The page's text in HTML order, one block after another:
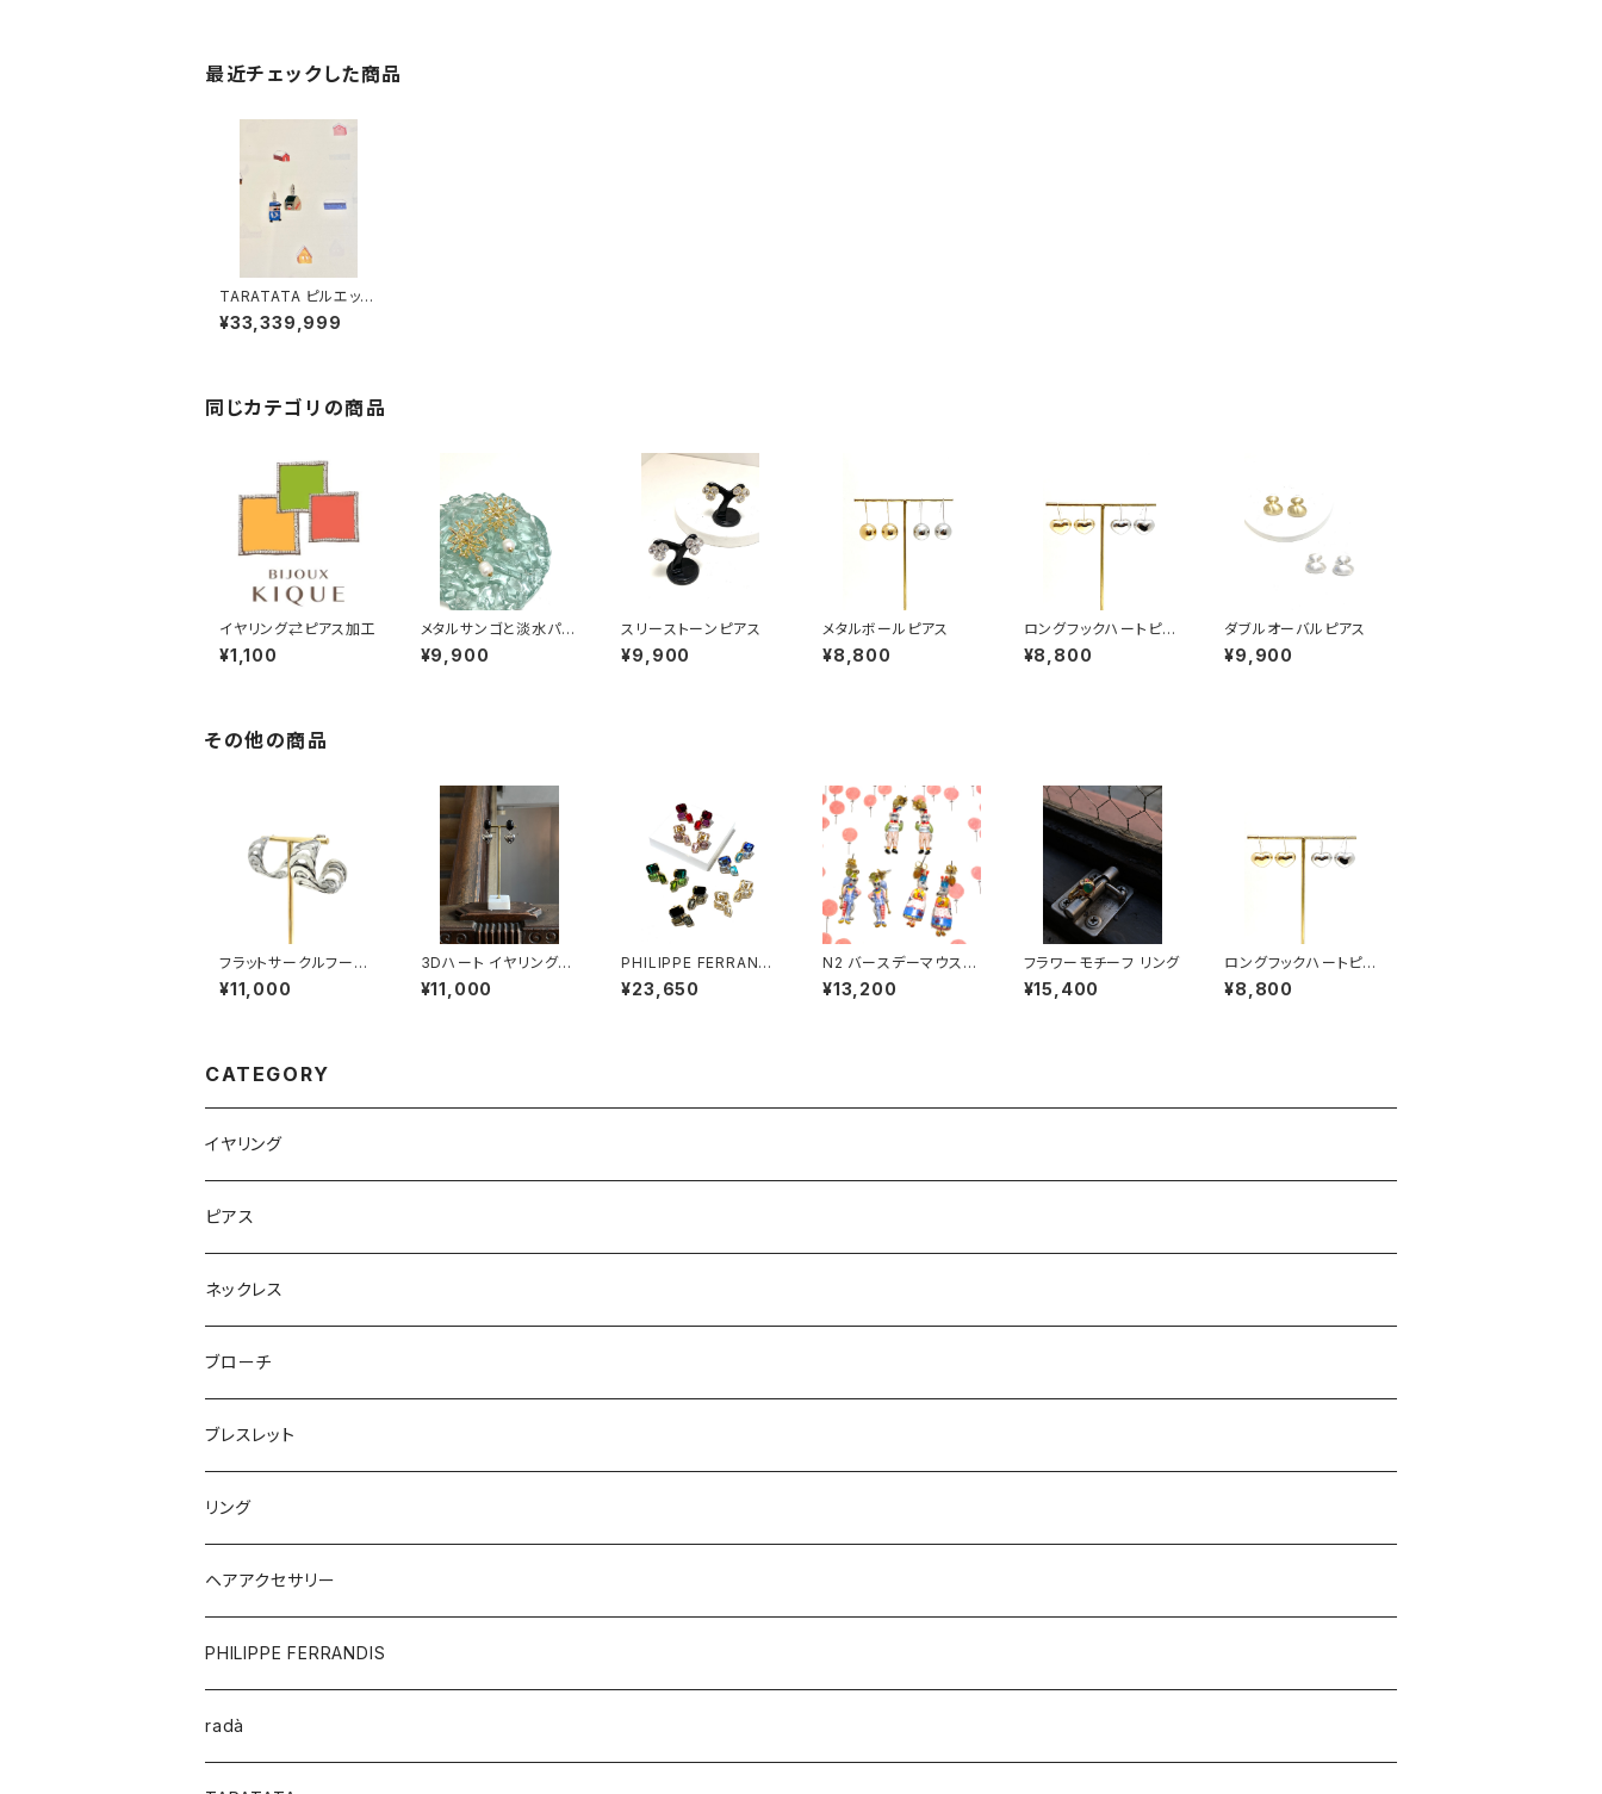
最近チェックした商品
TARATATA ピルエット
ピアス
¥33,339,999
同じカテゴリの商品
イヤリング⇄ピアス加工
¥1,100
メタルサンゴと淡水パー
ル イヤリング・ピアス
¥9,900
スリーストーンピアス
¥9,900
メタルボールピアス
¥8,800
ロングフックハートピア
ス
¥8,800
ダブルオーバルピアス
¥9,900
その他の商品
フラットサークルフープ
ピアス silver
¥11,000
3Dハート イヤリング・
ピアス #2
¥11,000
PHILIPPE FERRANDI
S Baléares イヤリン
グ#2
¥23,650
N2 バースデーマウス
ピアス
¥13,200
フラワーモチーフ リング
¥15,400
ロングフックハートピア
ス
¥8,800
CATEGORY
イヤリング
ピアス
ネックレス
ブローチ
ブレスレット
リング
ヘアアクセサリー
PHILIPPE FERRANDIS
radà